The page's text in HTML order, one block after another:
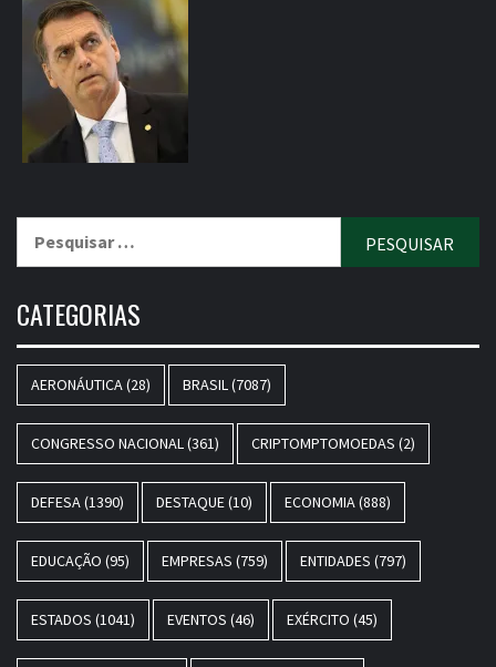
CATEGORIAS
AERONÁUTICA(28) BRASIL(7087)
CONGRESSO NACIONAL(361) CRIPTOMPTOMOEDAS (2)
DEFESA(1390) DESTAQUE(10) ECONOMIA(888)
EDUCAÇÃO (95) EMPRESAS (759) ENTIDADES (797)
ESTADOS (1041) EVENTOS (46) EXÉRCITO (45)